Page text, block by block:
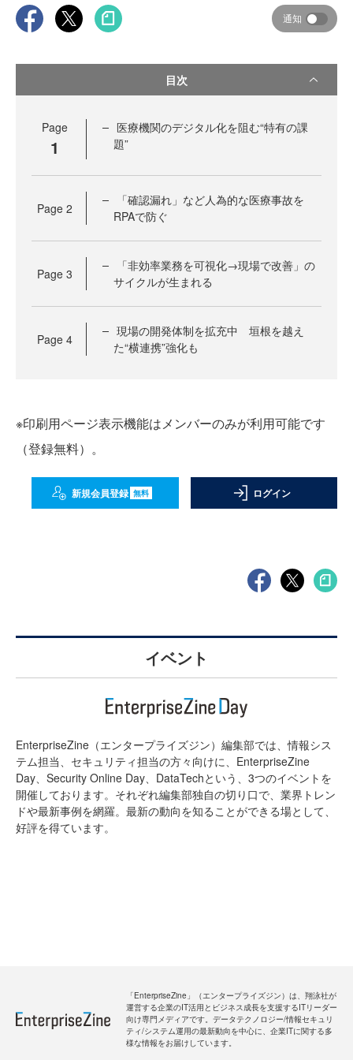
通知
目次
Page
1
医療機関のデジタル化を阻む“特有の課
題”
Page 2
「確認漏れ」など人為的な医療事故を
RPAで防ぐ
Page 3
「非効率業務を可視化→現場で改善」の
サイクルが生まれる
Page 4
現場の開発体制を拡充中 垣根を越え
た“横連携”強化も
※印刷用ページ表示機能はメンバーのみが利用可能です
（登録無料）。
新規会員登録 無料 ログイン
イベント
EnterpriseZine（エンタープライズジン）編集部では、情報シス
テム担当、セキュリティ担当の方々向けに、EnterpriseZine
Day、Security Online Day、DataTechという、3つのイベントを
開催しております。それぞれ編集部独自の切り口で、業界トレン
ドや最新事例を網羅。最新の動向を知ることができる場として、
好評を得ています。
「EnterpriseZine」（エンタープライズジン）は、翔泳社が
運営する企業のIT活用とビジネス成長を支援するITリーダー
向け専門メディアです。データテクノロジー/情報セキュリ
ティ/システム運用の最新動向を中心に、企業ITに関する多
様な情報をお届けしています。